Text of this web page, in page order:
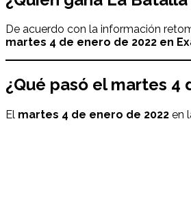
De acuerdo con la información
martes 4 de enero de 2022 en
¿Qué pasó elmartes 4
El martes 4 de enero de 2022 en